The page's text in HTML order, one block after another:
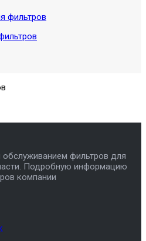
фильтров для
Подробную информацию
компании